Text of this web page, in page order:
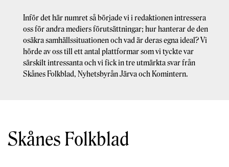
Inför det här numret så började vi i redaktionen intressera
oss för andra mediers förutsättningar; hur hanterar de den
osäkra samhällssituationen och vad är deras egna ideal? Vi
hörde av oss till ett antal plattformar som vi tyckte var
särskilt intressanta och vi fick in tre utmärkta svar från
Skånes Folkblad, Nyhetsbyrån Järva och Komintern.
Skånes Folkblad